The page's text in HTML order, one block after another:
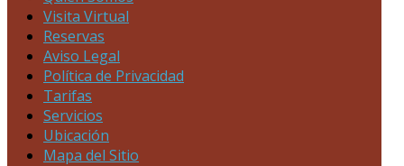
Visita Virtual
Reservas
Aviso Legal
Política de Privacidad
Tarifas
Servicios
Ubicación
Mapa del Sitio